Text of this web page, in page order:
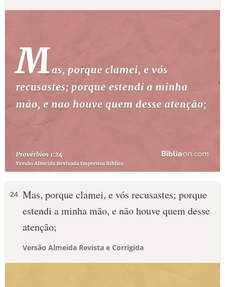
24 Mas, porque clamei, e vós recusastes; porque
estendi a minha mão, e não houve quem desse
atenção;
Versão Almeida Revista e Corrigida